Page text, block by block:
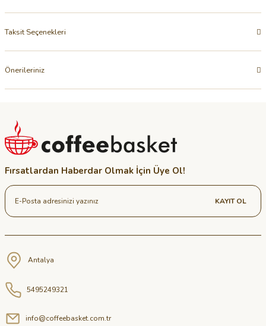
Taksit Seçenekleri
Önerileriniz
Fırsatlardan Haberdar Olmak İçin Üye Ol!
KAYIT OL
Antalya
5495249321
info@coffeebasket.com.tr